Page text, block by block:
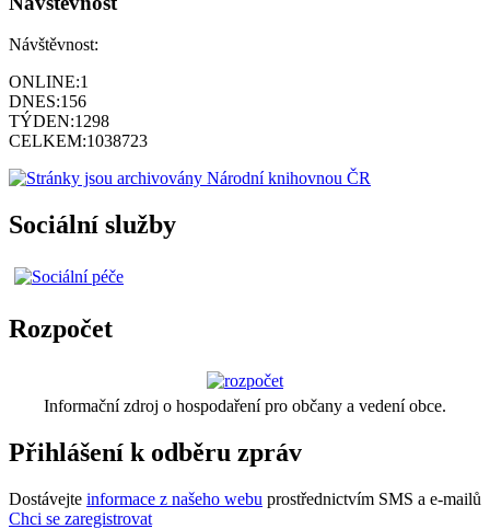
Návštěvnost:
ONLINE:1
DNES:156
TÝDEN:1298
CELKEM:1038723
Sociální služby
Rozpočet
Informační zdroj o hospodaření pro občany a vedení obce.
Přihlášení k odběru zpráv
Dostávejte informace z našeho webu prostřednictvím SMS a e-mailů
Chci se zaregistrovat